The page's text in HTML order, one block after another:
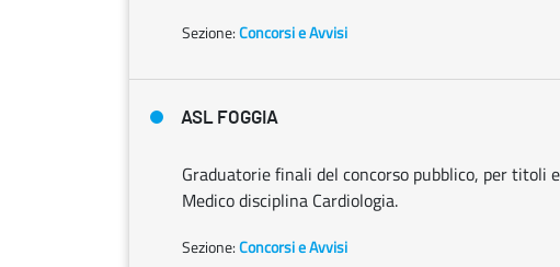
Sezione:Concorsi e Avvisi
ASL FOGGIA
Graduatorie finali del concorso pubblico, per titoli
Medico disciplina Cardiologia.
Sezione:Concorsi e Avvisi